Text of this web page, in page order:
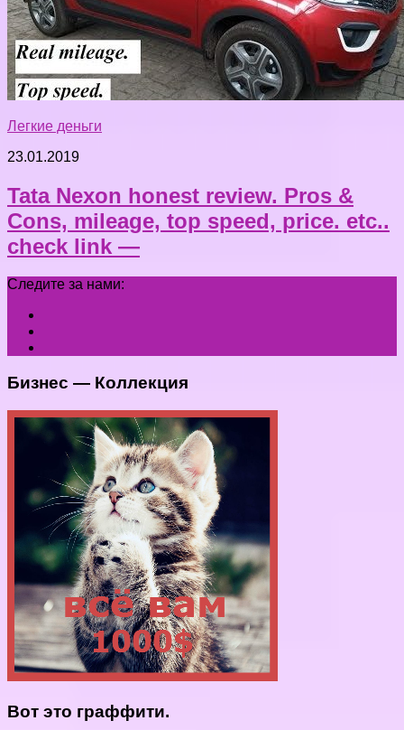
Легкие деньги
23.01.2019
Tata Nexon honest review. Pros &
Cons, mileage, top speed, price. etc..
check link —
Следите за нами:
Бизнес — Коллекция
Вот это граффити.